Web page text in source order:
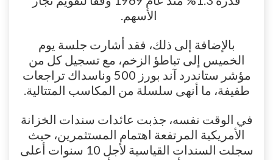
الأسهم.
بالإضافة إلى ذلك، فقد أشارت جلسة يوم
الخميس إلى تباطؤ الزخم، مع تسجيل كل من
مؤشر ستاندرد آند بورز 500 وناسداك تراجعات
طفيفة، ما أنهى سلسلة من المكاسب المتتالية.
في الوقت نفسه، جذبت عائدات سندات الخزانة
الأمريكية المرتفعة اهتمام المستثمرين، حيث
سجلت السندات القياسية لأجل 10 سنوات أعلى